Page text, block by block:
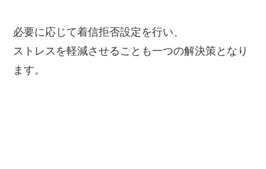
必要に応じて着信拒否設定を行い、
ストレスを軽減させることも一つの解決策となり
ます。